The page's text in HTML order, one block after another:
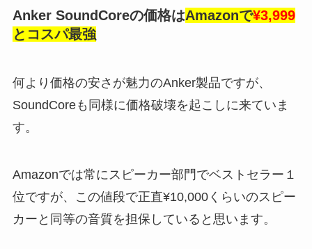
Anker SoundCoreの価格はAmazonで¥3,999
とコスパ最強
何より価格の安さが魅力のAnker製品ですが、
SoundCoreも同様に価格破壊を起こしに来ていま
す。
Amazonでは常にスピーカー部門でベストセラー１
位ですが、この値段で正直¥10,000くらいのスピー
カーと同等の音質を担保していると思います。